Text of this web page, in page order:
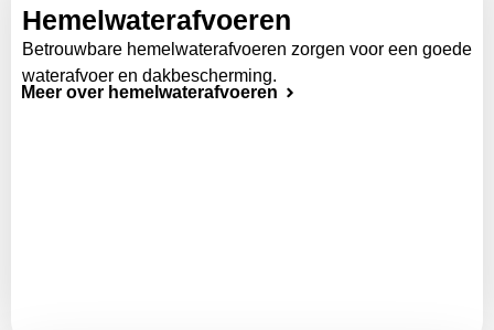
Hemelwaterafvoeren
Betrouwbare hemelwaterafvoeren zorgen voor een goede
waterafvoer en dakbescherming.
Meer over hemelwaterafvoeren